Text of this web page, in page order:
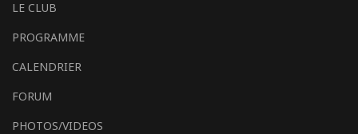
LE CLUB
PROGRAMME
CALENDRIER
FORUM
PHOTOS/VIDEOS